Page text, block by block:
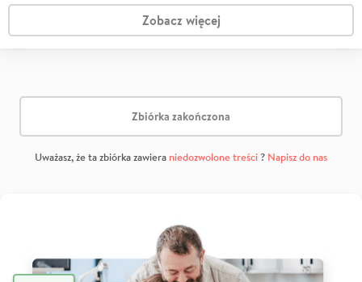
Zobacz więcej
Zbiórka zakończona
Uważasz, że ta zbiórka zawiera niedozwolone treści? Napisz do nas